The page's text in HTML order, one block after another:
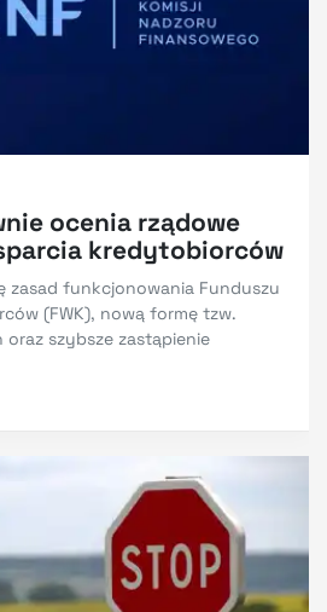
ocenia rządowe
kredytobiorców
zasad funkcjonowania Funduszu
(FWK), nową formę tzw.
szybsze zastąpienie